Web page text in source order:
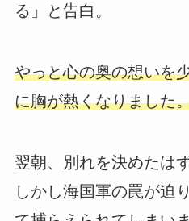
る」と告白。
やっと心の奥の想いを
に胸が熱くなりました
翌朝、別れを決めたは
しかし海国軍の罠が迫